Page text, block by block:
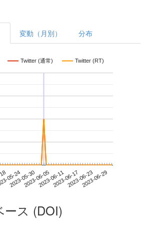
変動（月別） 分布
Twitter (通常) Twitter (RT)
05-24
2023-05-302023-06-052023-06-112023-06-172023-06-232023-06-29
ース (DOI)